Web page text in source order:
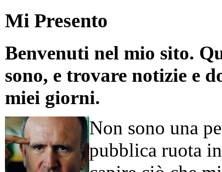
Mi Presento
Benvenuti nel mio sito.
sono, e trovare notizie e
miei giorni.
Non sono una
pubblica ruota